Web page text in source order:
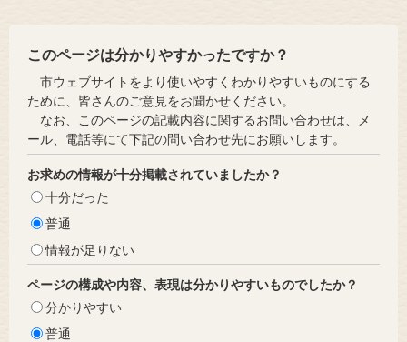
このページは分かりやすかったですか？
市ウェブサイトをより使いやすくわかりやすいものにする
ために、皆さんのご意見をお聞かせください。
なお、このページの記載内容に関するお問い合わせは、メ
ール、電話等にて下記の問い合わせ先にお願いします。
お求めの情報が十分掲載されていましたか？
十分だった
普通
情報が足りない
ページの構成や内容、表現は分かりやすいものでしたか？
分かりやすい
普通